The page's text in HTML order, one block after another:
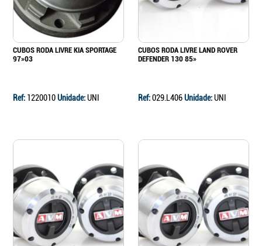
CUBOS RODA LIVRE KIA SPORTAGE
97»03
Ref: 1220010Unidade:UNI
CUBOS RODA LIVRE LAND ROVER
DEFENDER 130 85»
Ref:029.L406Unidade:UNI